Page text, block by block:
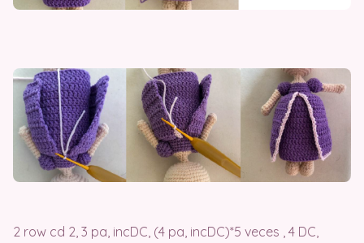
2 row cd 2, 3 pa, incDC, (4 pa, incDC)*5 veces , 4 DC,